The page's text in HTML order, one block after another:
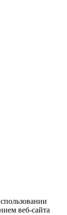
веб-сайта